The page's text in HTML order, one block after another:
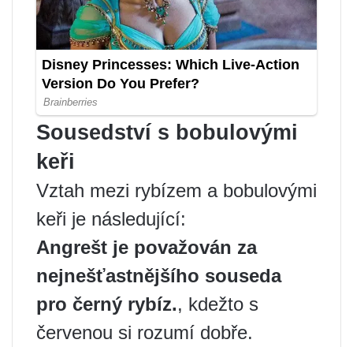
Sousedství s bobulovými
keři
Vztah mezi rybízem a bobulovými
keři je následující:
Angrešt je považován za
nejnešťastnějšího souseda
pro černý rybíz., kdežto s
červenou si rozumí dobře.